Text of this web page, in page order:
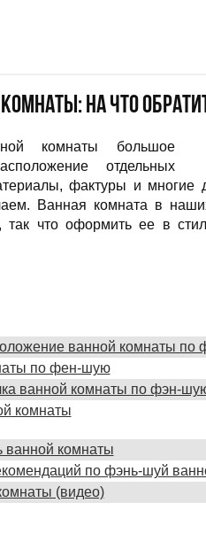
на что
комнаты большое
отдельных
фактуры и
Ванная комната в
так что оформить ее в
ванной комнаты по
по фен-шую
ванной комнаты по фэн-
комнаты
ванной комнаты
по фэнь-шуй
(видео)